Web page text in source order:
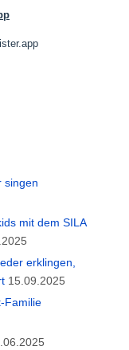
singen
mit dem SILA
erklingen,
15.09.2025
Familie